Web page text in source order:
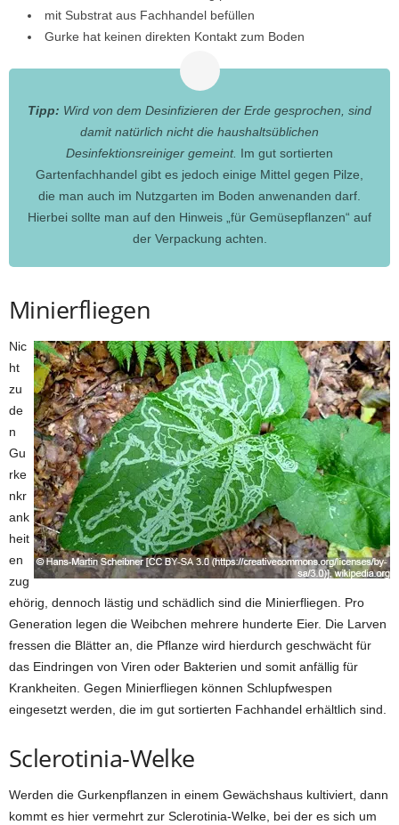
mit Substrat aus Fachhandel befüllen
Gurke hat keinen direkten Kontakt zum Boden
Tipp: Wird von dem Desinfizieren der Erde gesprochen, sind
damit natürlich nicht die haushaltsüblichen
Desinfektionsreiniger gemeint. Im gut sortierten
Gartenfachhandel gibt es jedoch einige Mittel gegen Pilze,
die man auch im Nutzgarten im Boden anwenanden darf.
Hierbei sollte man auf den Hinweis „für Gemüsepflanzen“ auf
der Verpackung achten.
Minierfliegen
Nic
ht
zu
de
n
Gu
rke
nkr
ank
heit
en
zug
ehörig, dennoch lästig und schädlich sind die Minierfliegen. Pro
Generation legen die Weibchen mehrere hunderte Eier. Die Larven
fressen die Blätter an, die Pflanze wird hierdurch geschwächt für
das Eindringen von Viren oder Bakterien und somit anfällig für
Krankheiten. Gegen Minierfliegen können Schlupfwespen
eingesetzt werden, die im gut sortierten Fachhandel erhältlich sind.
Sclerotinia-Welke
Werden die Gurkenpflanzen in einem Gewächshaus kultiviert, dann
kommt es hier vermehrt zur Sclerotinia-Welke, bei der es sich um